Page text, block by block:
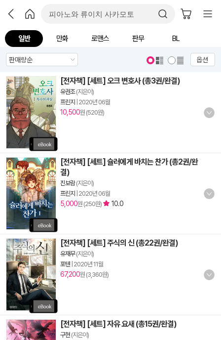
일반 만화 로맨스 판무 BL
옵션
[전자책] [세트] 오크 변호사 (총3권/완결)
유권조(지은이)
프린지
2020년 06월
10,500원 (520원)
[전자책] [세트] 슐러에게 바치는 찬가 (총2권/완
결)
진보람(지은이)
프린지
2020년 06월
5,000원 (250원) 10.0
[전자책] [세트] 주식의 신 (총22권/완결)
유재무(지은이)
포텐 2020년 11월
67,200원 (3,360원)
[전자책] [세트] 자유 요새 (총15권/완결)
구현 (지은이)